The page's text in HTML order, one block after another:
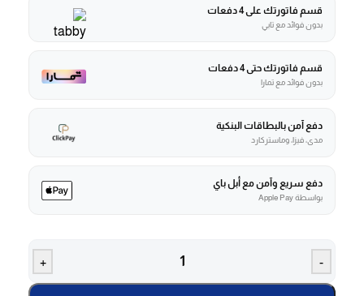
قسم فاتورتك على 4 دفعات
بدون فوائد مع تابي
قسم فاتورتك حتى 4 دفعات
بدون فوائد مع تمارا
دفع آمن بالبطاقات البنكية
مدى، فيزا، وماستركارد
دفع سريع وآمن مع أبل باي
بواسطة Apple Pay
-
+